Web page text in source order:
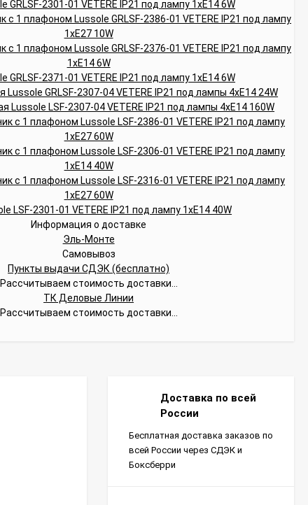
Информация о доставке
Эль-Монте
Самовывоз
Пункты выдачи СДЭК (бесплатно)
Рассчитываем стоимость доставки...
ТК Деловые Линии
Рассчитываем стоимость доставки...
Доставка по всей
России
Бесплатная доставка заказов по
всей России через СДЭК и
Боксберри